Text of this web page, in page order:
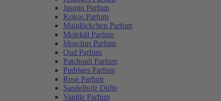
Jasmin Parfum
Kokos Parfum
Maiglöckchen Parfum
Molekül Parfum
Moschus Parfum
Oud Parfum
Patchouli Parfum
Pudriges Parfum
Rose Parfum
Sandelholz Düfte
Vanille Parfum